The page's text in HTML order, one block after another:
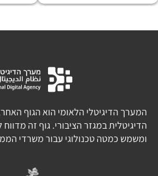
המערך הדיגיטלי הלאומי הוא הגוף
הדיגיטלית במגזר הציבורי. גוף זה
ומשמש כמטה טכנולוגי עבור משרדי